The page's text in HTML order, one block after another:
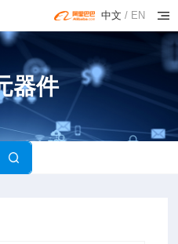
中文 / EN
器件